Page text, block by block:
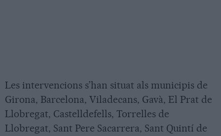
Les intervencions s’han situat als municipis de
Girona, Barcelona, Viladecans, Gavà, El Prat de
Llobregat, Castelldefells, Torrelles de
Llobregat, Sant Pere Sacarrera, Sant Quintí de